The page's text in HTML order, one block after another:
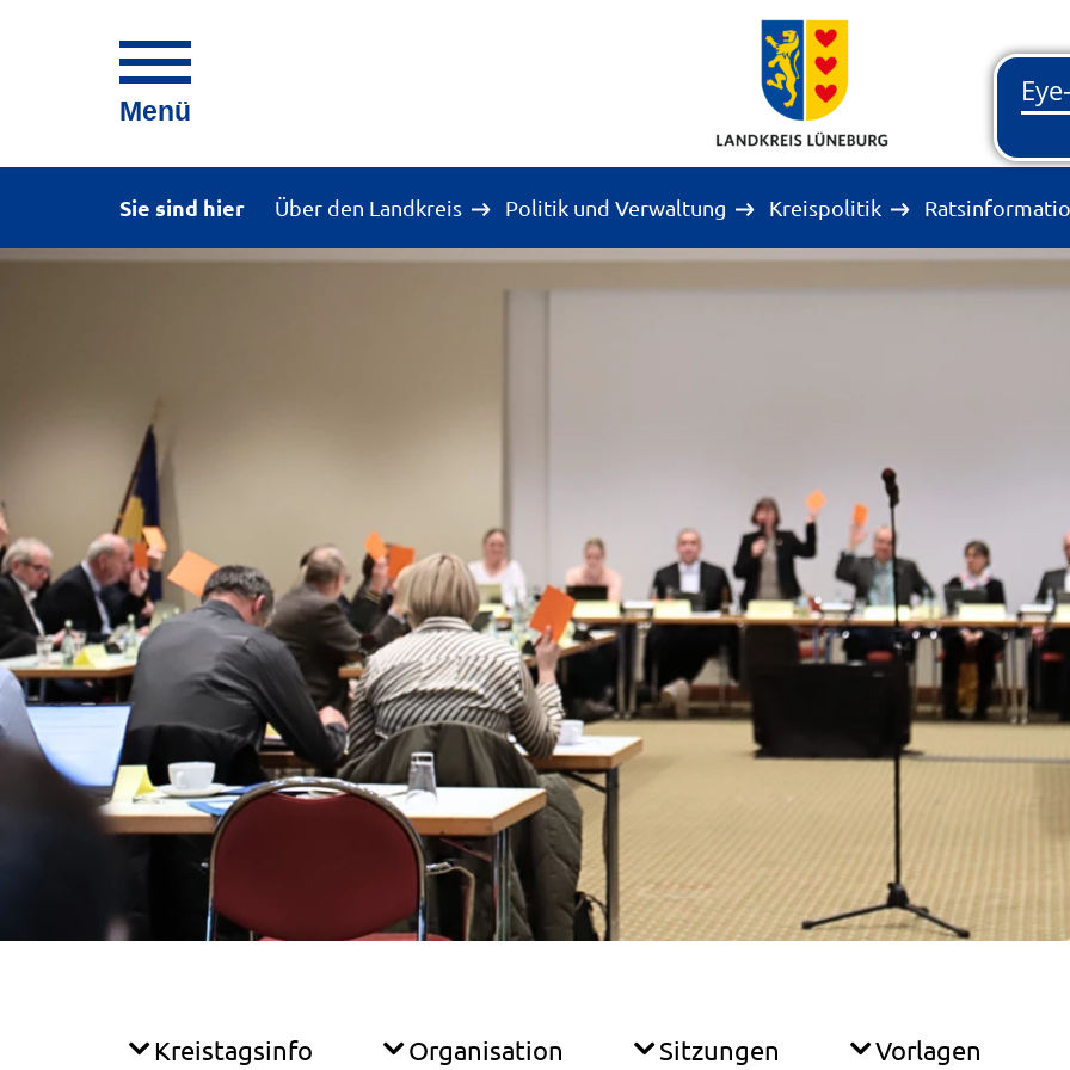
Menü
Sie sind hier Über den Landkreis Politik und Verwaltung Kreispolitik
Kreistagsinfo Organisation Sitzungen Vorlagen